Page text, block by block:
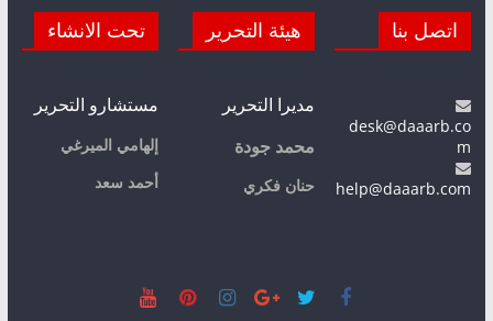
اتصل بنا
desk@daaarb.co
m
help@daaarb.com
هيئة التحرير
مديرا التحرير
محمد جودة
حنان فكري
تحت الانشاء
مستشارو التحرير
إلهامي الميرغي
أحمد سعد